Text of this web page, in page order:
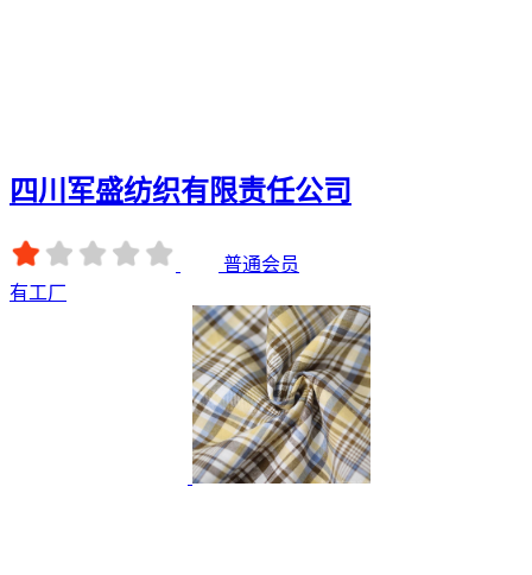
四川军盛纺织有限责任公司
普通会员
有工厂